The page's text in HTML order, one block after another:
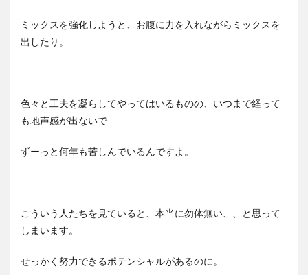
ミックスを強化しようと、お腹に力を入れながらミックスを
出したり。
色々と工夫を凝らしてやってはいるものの、いつまで経って
も地声感が出ないで
ずーっと何年も苦しんでいるんですよ。
こういう人たちを見ていると、本当に勿体無い、、と思って
しまいます。
せっかく努力できるポテンシャルがあるのに。